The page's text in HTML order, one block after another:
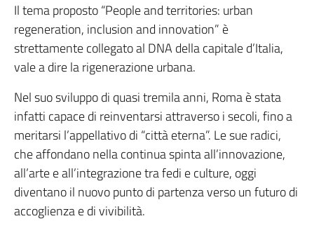
Il tema proposto “People and territories: urban
regeneration, inclusion and innovation” è
strettamente collegato al DNA della capitale d’Italia,
vale a dire la rigenerazione urbana.
Nel suo sviluppo di quasi tremila anni, Roma è stata
infatti capace di reinventarsi attraverso i secoli, fino a
meritarsi l’appellativo di “città eterna”. Le sue radici,
che affondano nella continua spinta all’innovazione,
all’arte e all’integrazione tra fedi e culture, oggi
diventano il nuovo punto di partenza verso un futuro di
accoglienza e di vivibilità.